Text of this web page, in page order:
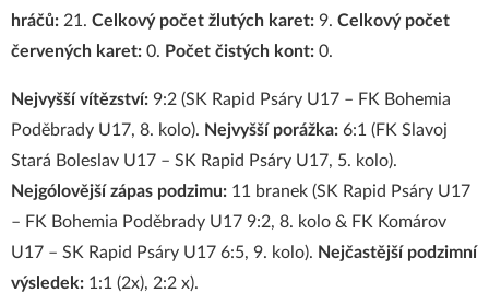
hráčů: 21. Celkový počet žlutých karet: 9. Celkový počet
červených karet: 0. Počet čistých kont: 0.
Nejvyšší vítězství: 9:2 (SK Rapid Psáry U17 – FK Bohemia
Poděbrady U17, 8. kolo). Nejvyšší porážka: 6:1 (FK Slavoj
Stará Boleslav U17 – SK Rapid Psáry U17, 5. kolo).
Nejgólovější zápas podzimu: 11 branek (SK Rapid Psáry U17
– FK Bohemia Poděbrady U17 9:2, 8. kolo & FK Komárov
U17 – SK Rapid Psáry U17 6:5, 9. kolo). Nejčastější podzimní
výsledek: 1:1 (2x), 2:2 x).